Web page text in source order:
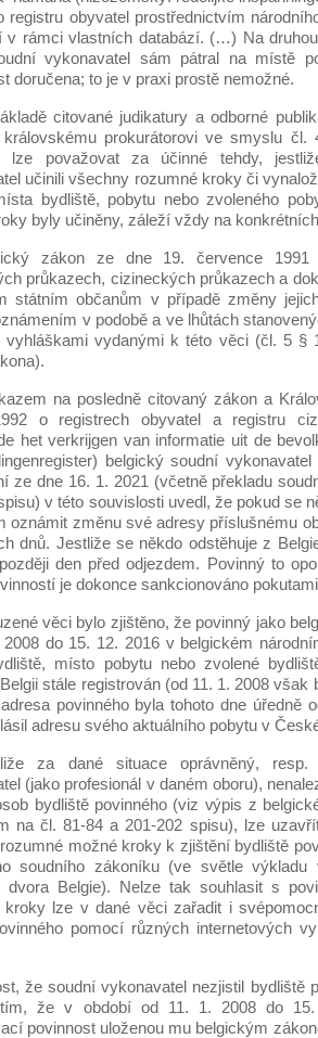
registru obyvatel prostřednictvím
v rámci vlastních databází. (…) Na
vykonavatel sám pátral na místě
doručena; to je v praxi prostě nemožné.
citované judikatury a odborné
královskému prokurátorovi ve smyslu čl.
lze považovat za účinné tehdy,
učinili všechny rozumné kroky či
bydliště, pobytu nebo zvoleného
byly učiněny, záleží vždy na
zákon ze dne 19. července 1991
průkazech, cizineckých průkazech a
státním občanům v případě změny
v podobě a ve lhůtách
vyhláškami vydanými k této věci (čl. 5
na posledně citovaný zákon a
o registrech obyvatel a registru
het verkrijgen van informatie uit de
belgický soudní
ze dne 16. 1. 2021 (včetně překladu
v této souvislosti uvedl, že pokud se
oznámit změnu své adresy příslušnému
dnů. Jestliže se někdo odstěhuje z
den před odjezdem. Povinný to
je dokonce sankcionováno
věci bylo zjištěno, že povinný jako
do 15. 12. 2016 v belgickém
místo pobytu nebo zvolené
stále registrován (od 11. 1. 2008
povinného byla tohoto dne úředně
adresu svého aktuálního pobytu v
za dané situace oprávněný,
(jako profesionál v daném oboru),
bydliště povinného (viz výpis z
na čl. 81-84 a 201-202 spisu), lze
možné kroky k zjištění bydliště
soudního zákoníku (ve světle výkladu
dvora Belgie). Nelze tak souhlasit s
kroky lze v dané věci zařadit i
pomocí různých internetových
že soudní vykonavatel nezjistil bydliště
tím, že v období od 11. 1. 2008 do
povinnost uloženou mu belgickým